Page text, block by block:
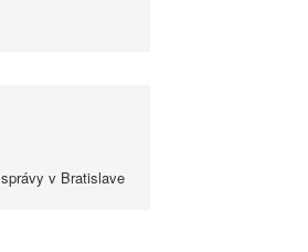
v Bratislave